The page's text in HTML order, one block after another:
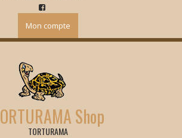
Mon compte
Shop
TORTURAMA